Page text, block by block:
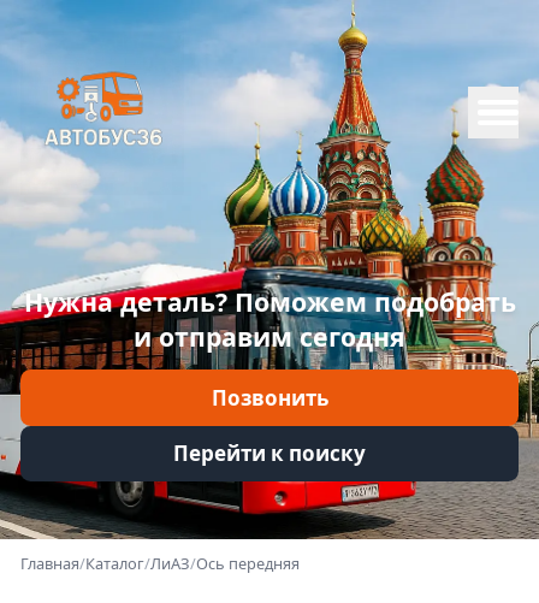
Нужна деталь? Поможем подобрать
и отправим сегодня
Позвонить
Перейти к поиску
Меню
Главная
Каталог
Марки
Информация
Главная/Каталог/ЛиАЗ/Ось передняя